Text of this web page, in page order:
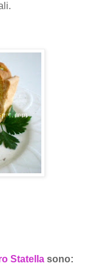
Statella sono: